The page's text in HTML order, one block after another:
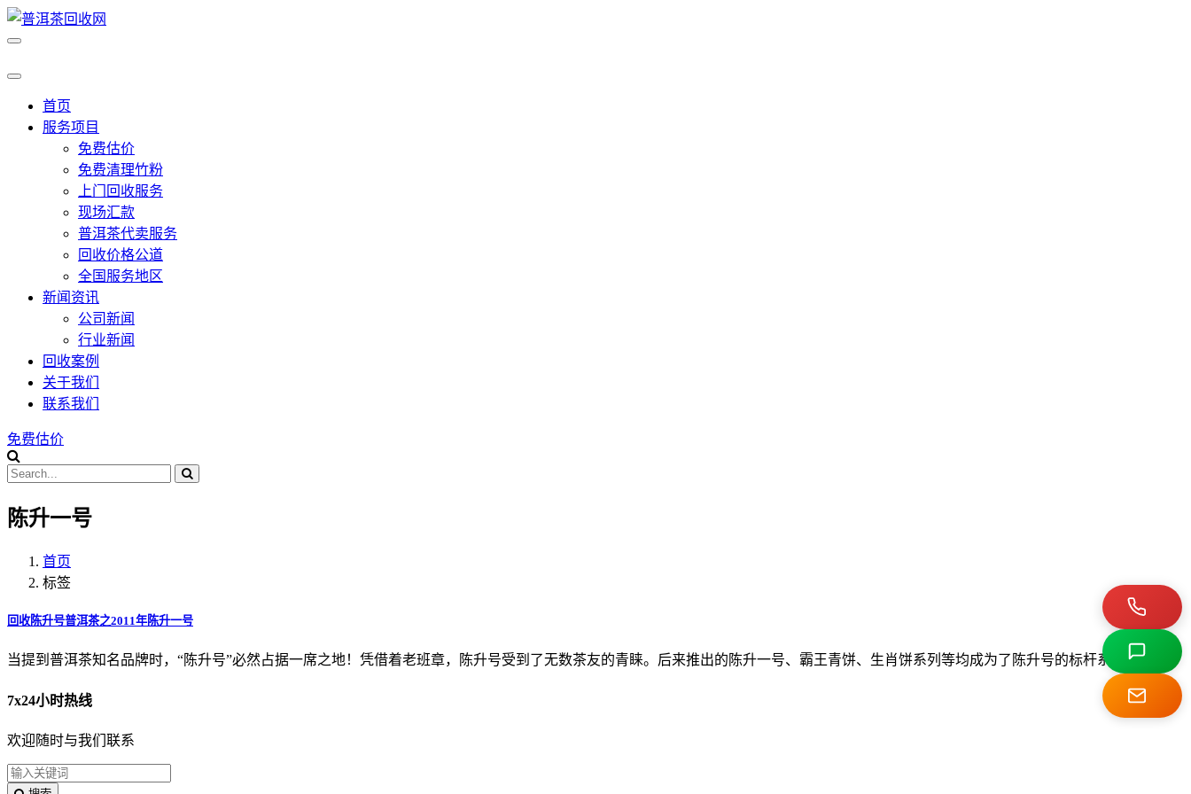
首页
服务项目
免费估价
免费清理竹粉
上门回收服务
现场汇款
普洱茶代卖服务
回收价格公道
全国服务地区
新闻资讯
公司新闻
行业新闻
回收案例
关于我们
联系我们
免费估价
陈升一号
首页
标签
回收陈升号普洱茶之2011年陈升一号
​当提到普洱茶知名品牌时，“陈升号”必然占据一席之地！凭借着老班章，陈升号受到了无数茶友的青睐。后来推出的陈升一号、霸王青饼、生肖饼系列等均成为了陈升号的标杆系列产品。
7x24小时热线
欢迎随时与我们联系